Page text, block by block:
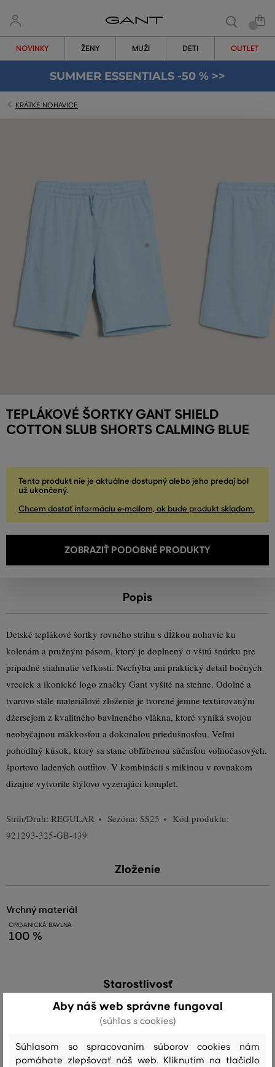
NOVINKY ŽENY MUŽI DETI OUTLET
SUMMER ESSENTIALS -50 % >>
KRÁTKE NOHAVICE
TEPLÁKOVÉ ŠORTKY GANT SHIELD
COTTON SLUB SHORTS CALMING BLUE
Tento produkt nie je aktuálne dostupný alebo jeho predaj bol
už ukončený.
Chcem dostať informáciu e-mailom, ak bude produkt skladom.
ZOBRAZIŤ PODOBNÉ PRODUKTY
Popis
Detské teplákové šortky rovného strihu s dĺžkou nohavíc ku
kolenám a pružným pásom, ktorý je doplnený o všitú šnúrku pre
prípadné stiahnutie veľkosti. Nechýba ani praktický detail bočných
vreciek a ikonické logo značky Gant vyšité na stehne. Odolné a
tvarovo stále materiálové zloženie je tvorené jemne textúrovaným
džersejom z kvalitného bavlneného vlákna, ktoré vyniká svojou
neobyčajnou mäkkosťou a dokonalou priedušnosťou. Veľmi
pohodlný kúsok, ktorý sa stane obľúbenou súčasťou voľnočasových,
športovo ladených outfitov. V kombinácii s mikinou v rovnakom
dizajne vytvoríte štýlovo vyzerajúci komplet.
Strih/Druh: REGULAR Sezóna: SS25
Kód produktu:
921293-325-GB-439
Zloženie
vrchný materiál
ORGANICKÁ BAVLNA
100 %
Starostlivosť
SUŠENIE ŽEHLENIE
Aby náš web správne fungoval
(súhlas s cookies)
Súhlasom so spracovaním súborov cookies nám
pomáhate zlepšovať náš web. Kliknutím na tlačidlo